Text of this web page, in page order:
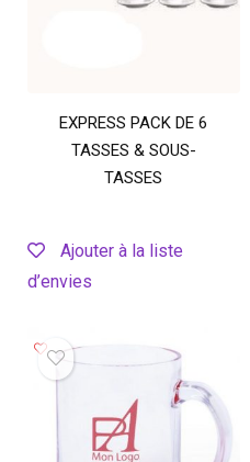
EXPRESS PACK DE 6
TASSES & SOUS-
TASSES
Ajouter à la liste
d’envies